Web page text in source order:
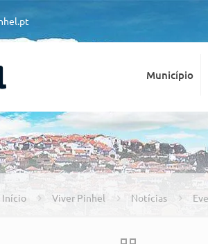
Município
Início Viver Pinhel Notícias